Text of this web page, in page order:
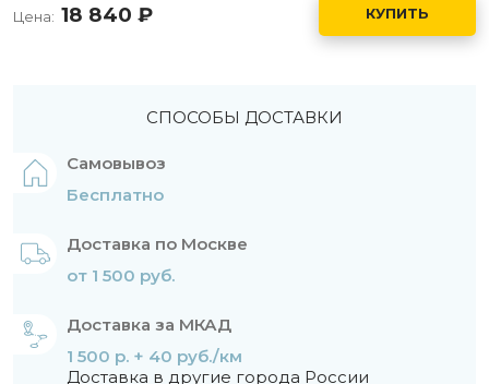
Цена: 18 840 КУПИТЬ
СПОСОБЫ ДОСТАВКИ
Самовывоз
Бесплатно
Доставка по Москве
от 1 500 руб.
Доставка за МКАД
1 500 р. + 40 руб./км
Доставка в другие города России